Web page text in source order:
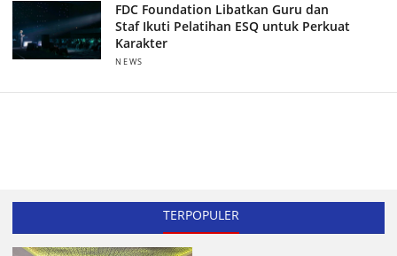
FDC Foundation Libatkan Guru dan
Staf Ikuti Pelatihan ESQ untuk Perkuat
Karakter
NEWS
TERPOPULER